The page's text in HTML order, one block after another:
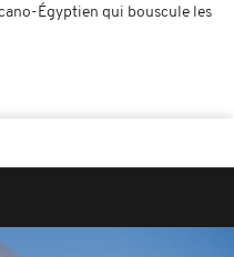
Égyptien qui bouscule les